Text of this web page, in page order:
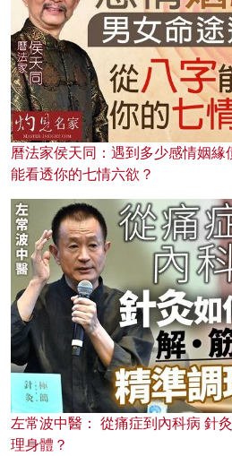
曆法家侯天同：遇到多少感情姻
能看透你的七情六欲？
左常波中醫： 從痛症到內科病 針
理身體？